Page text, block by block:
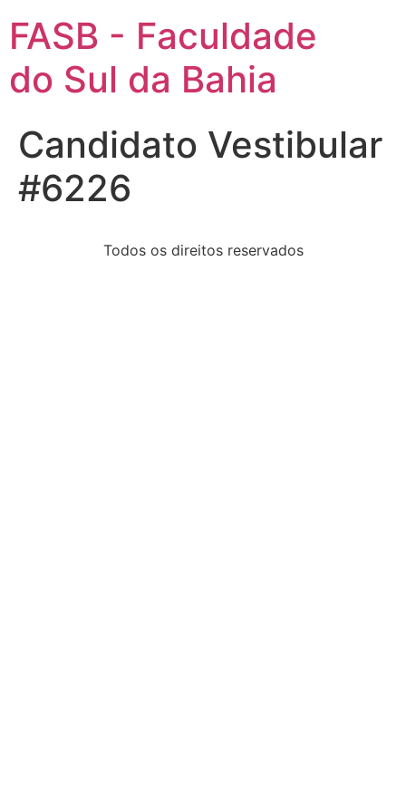
FASB - Faculdade
do Sul da Bahia
Candidato Vestibular
#6226
Todos os direitos reservados